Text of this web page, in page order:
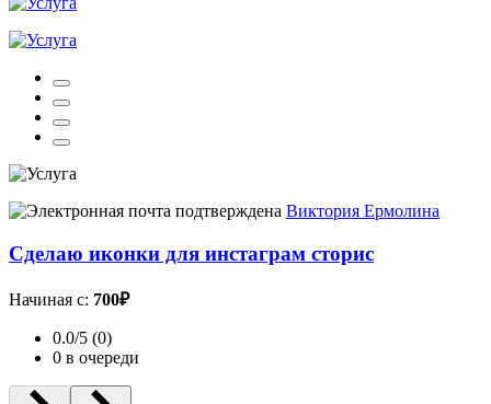
Виктория Ермолина
Сделаю иконки для инстаграм сторис
Начиная с: 700₽
0.0/5 (0)
0 в очереди